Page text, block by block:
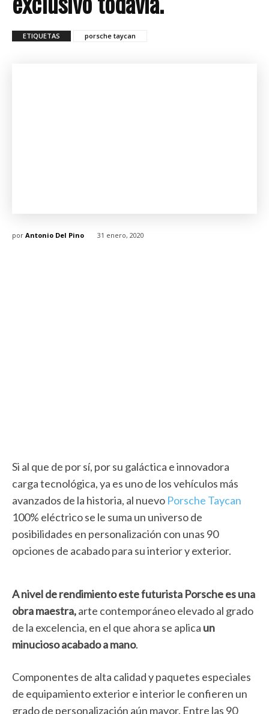
ETIQUETAS porsche taycan
por Antonio Del Pino 31 enero, 2020
Si al que de por sí, por su galáctica e innovadora
carga tecnológica, ya es uno de los vehículos más
avanzados de la historia, al nuevo Porsche Taycan
100% eléctrico se le suma un universo de
posibilidades en personalización con unas 90
opciones de acabado para su interior y exterior.
A nivel de rendimiento este futurista Porschees una
obra maestra,arte contemporáneo elevado al grado
de la excelencia, en el que ahora se aplica un
minucioso acabado a mano.
Componentes de alta calidad y paquetes especiales
de equipamiento exterior e interior le confieren un
grado de personalización aún mayor. Entre las 90